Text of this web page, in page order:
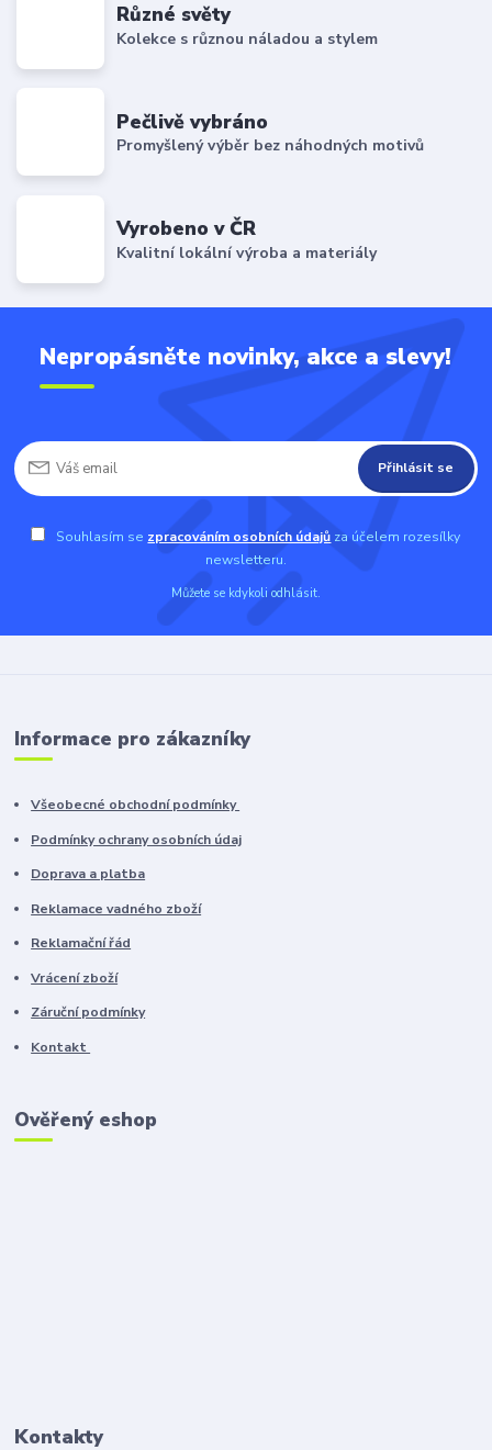
Různé světy
Kolekce s různou náladou a stylem
Pečlivě vybráno
Promyšlený výběr bez náhodných motivů
Vyrobeno v ČR
Kvalitní lokální výroba a materiály
Nepropásněte novinky, akce a slevy!
Přihlásit se
Souhlasím se zpracováním osobních údajů za účelem rozesílky
newsletteru.
Můžete se kdykoli odhlásit.
Informace pro zákazníky
Všeobecné obchodní podmínky
Podmínky ochrany osobních údaj
Doprava a platba
Reklamace vadného zboží
Reklamační řád
Vrácení zboží
Záruční podmínky
Kontakt
Ověřený eshop
Kontakty